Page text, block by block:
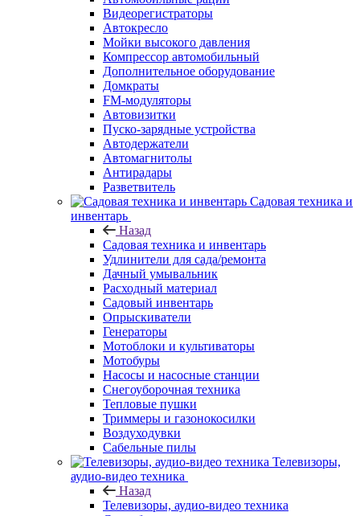
Видеорегистраторы
Автокресло
Мойки высокого давления
Компрессор автомобильный
Дополнительное оборудование
Домкраты
FM-модуляторы
Автовизитки
Пуско-зарядные устройства
Автодержатели
Автомагнитолы
Антирадары
Разветвитель
Садовая техника и
инвентарь
Назад
Садовая техника и инвентарь
Удлинители для сада/ремонта
Дачный умывальник
Расходный материал
Садовый инвентарь
Опрыскиватели
Генераторы
Мотоблоки и культиваторы
Мотобуры
Насосы и насосные станции
Снегоуборочная техника
Тепловые пушки
Триммеры и газонокосилки
Воздуходувки
Сабельные пилы
Телевизоры,
аудио-видео техника
Назад
Телевизоры, аудио-видео техника